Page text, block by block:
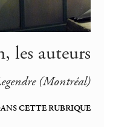
les auteurs
(Montréal)
CETTE RUBRIQUE